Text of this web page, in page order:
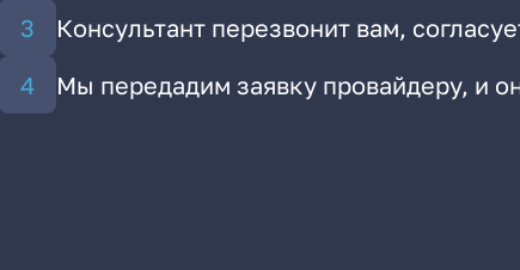
Консультант перезвонит вам,
Мы передадим заявку провайдеру, и